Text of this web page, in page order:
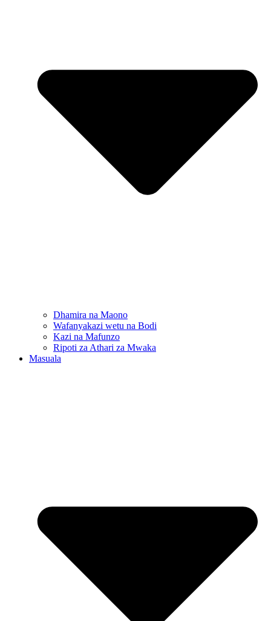
Dhamira na Maono
Wafanyakazi wetu na Bodi
Kazi na Mafunzo
Ripoti za Athari za Mwaka
Masuala